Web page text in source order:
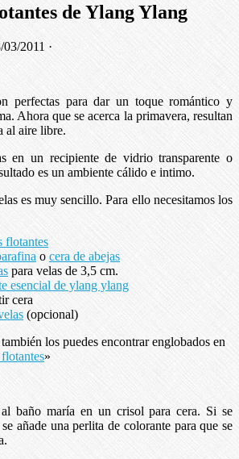
de Ylang Ylang
03/2011 ·
perfectas para dar un toque romántico y
Ahora que se acerca la primavera, resultan
al aire libre.
en un recipiente de vidrio transparente o
es un ambiente cálido e intimo.
es muy sencillo. Para ello necesitamos los
flotantes
o cera de abejas
para velas de 3,5 cm.
esencial de ylang ylang
cera
(opcional)
los puedes encontrar englobados en
»
baño maría en un crisol para cera. Si se
añade una perlita de colorante para que se